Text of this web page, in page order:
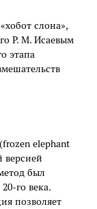
слона»,
Р. М. Исаевым
этапа
elephant
версией
был
го века.
позволяет